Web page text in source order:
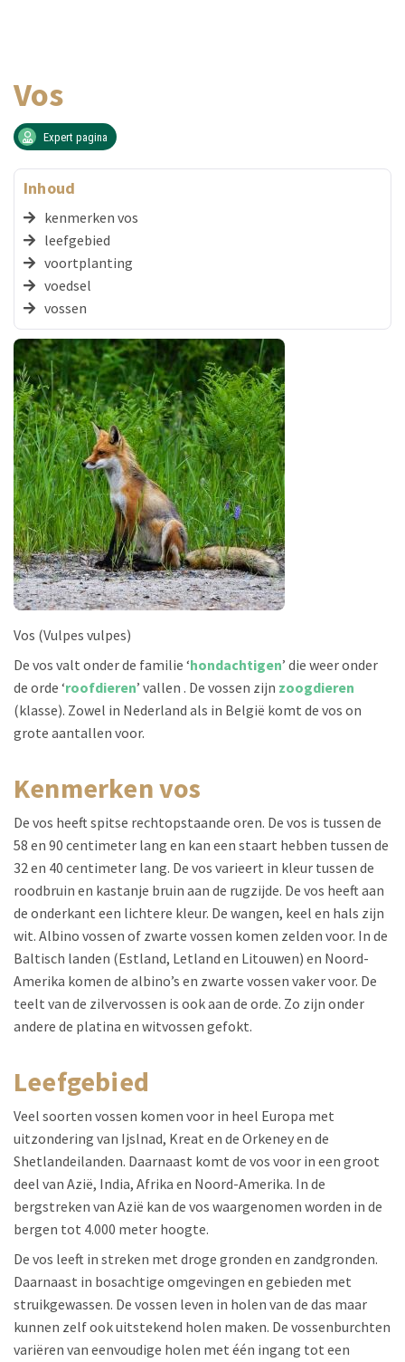
Vos
Expert pagina
Inhoud
kenmerken vos
leefgebied
voortplanting
voedsel
vossen
Vos (Vulpes vulpes)
De vos valt onder de familie ‘hondachtigen’ die weer onder
de orde ‘roofdieren’ vallen . De vossen zijn zoogdieren
(klasse). Zowel in Nederland als in België komt de vos on
grote aantallen voor.
kenmerken vos
De vos heeft spitse rechtopstaande oren. De vos is tussen de
58 en 90 centimeter lang en kan een staart hebben tussen de
32 en 40 centimeter lang. De vos varieert in kleur tussen de
roodbruin en kastanje bruin aan de rugzijde. De vos heeft aan
de onderkant een lichtere kleur. De wangen, keel en hals zijn
wit. Albino vossen of zwarte vossen komen zelden voor. In de
Baltisch landen (Estland, Letland en Litouwen) en Noord-
Amerika komen de albino’s en zwarte vossen vaker voor. De
teelt van de zilvervossen is ook aan de orde. Zo zijn onder
andere de platina en witvossen gefokt.
leefgebied
Veel soorten vossen komen voor in heel Europa met
uitzondering van Ijslnad, Kreat en de Orkeney en de
Shetlandeilanden. Daarnaast komt de vos voor in een groot
deel van Azië, India, Afrika en Noord-Amerika. In de
bergstreken van Azië kan de vos waargenomen worden in de
bergen tot 4.000 meter hoogte.
De vos leeft in streken met droge gronden en zandgronden.
Daarnaast in bosachtige omgevingen en gebieden met
struikgewassen. De vossen leven in holen van de das maar
kunnen zelf ook uitstekend holen maken. De vossenburchten
variëren van eenvoudige holen met één ingang tot een